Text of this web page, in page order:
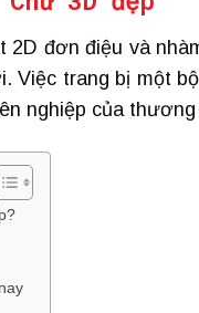
đơn điệu và
Việc trang bị một bộ
nghiệp của thương